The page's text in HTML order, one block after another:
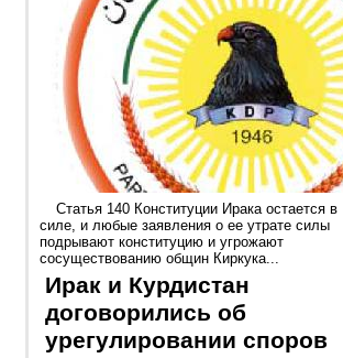
Статья 140 Конституции Ирака остается в
силе, и любые заявления о ее утрате силы
подрывают конституцию и угрожают
сосуществованию общин Киркука...
Ирак и Курдистан
договорились об
урегулировании споров